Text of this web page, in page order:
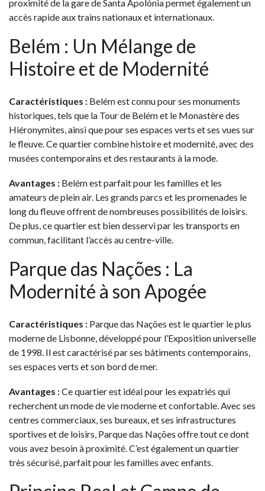
proximité de la gare de Santa Apolónia permet également un
accès rapide aux trains nationaux et internationaux.
Belém : Un Mélange de
Histoire et de Modernité
Caractéristiques : Belém est connu pour ses monuments
historiques, tels que la Tour de Belém et le Monastère des
Hiéronymites, ainsi que pour ses espaces verts et ses vues sur
le fleuve. Ce quartier combine histoire et modernité, avec des
musées contemporains et des restaurants à la mode.
Avantages : Belém est parfait pour les familles et les
amateurs de plein air. Les grands parcs et les promenades le
long du fleuve offrent de nombreuses possibilités de loisirs.
De plus, ce quartier est bien desservi par les transports en
commun, facilitant l’accès au centre-ville.
Parque das Nações : La
Modernité à son Apogée
Caractéristiques : Parque das Nações est le quartier le plus
moderne de Lisbonne, développé pour l’Exposition universelle
de 1998. Il est caractérisé par ses bâtiments contemporains,
ses espaces verts et son bord de mer.
Avantages :Ce quartier est idéal pour les expatriés qui
recherchent un mode de vie moderne et confortable. Avec ses
centres commerciaux, ses bureaux, et ses infrastructures
sportives et de loisirs, Parque das Nações offre tout ce dont
vous avez besoin à proximité. C’est également un quartier
très sécurisé, parfait pour les familles avec enfants.